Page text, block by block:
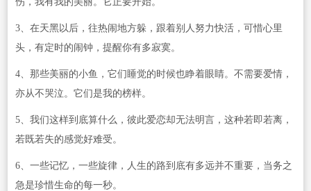
3、在天黑以后，往热闹地方躲，跟着别人努力快活，可惜心里
头，有定时的闹钟，提醒你有多寂寞。
4、那些美丽的小鱼，它们睡觉的时候也睁着眼睛。不需要爱情，
亦从不哭泣。它们是我的榜样。
5、我们这样到底算什么，彼此爱恋却无法明言，这种若即若离，
若既若失的感觉好难受。
6、一些记忆，一些旋律，人生的路到底有多远并不重要，当务之
急是珍惜生命的每一秒。